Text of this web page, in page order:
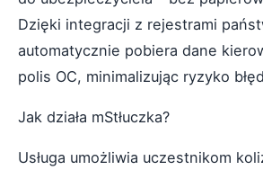
Dzięki integracji z rejestrami
automatycznie pobiera dane
polis OC, minimalizując ryzyko
Jak działa mStłuczka?
Usługa umożliwia uczestnikom